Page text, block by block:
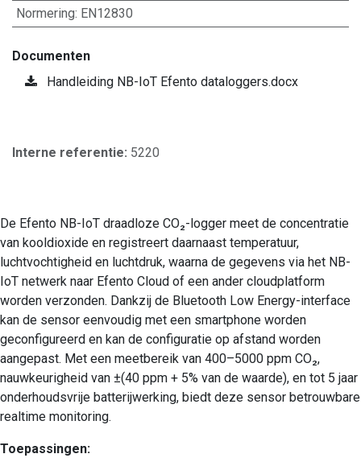
Normering: EN12830
Documenten
Handleiding NB-IoT Efento dataloggers.docx
Interne referentie: 5220
De Efento NB-IoT draadloze CO₂-logger meet de concentratie
van kooldioxide en registreert daarnaast temperatuur,
luchtvochtigheid en luchtdruk, waarna de gegevens via het NB-
IoT netwerk naar Efento Cloud of een ander cloudplatform
worden verzonden. Dankzij de Bluetooth Low Energy-interface
kan de sensor eenvoudig met een smartphone worden
geconfigureerd en kan de configuratie op afstand worden
aangepast. Met een meetbereik van 400–5000 ppm CO₂,
nauwkeurigheid van ±(40 ppm + 5% van de waarde), en tot 5 jaar
onderhoudsvrije batterijwerking, biedt deze sensor betrouwbare
realtime monitoring.
Toepassingen: